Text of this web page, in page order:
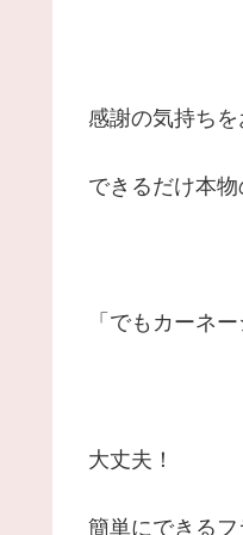
感謝の気持ち
できるだけ本物
「でもカーネ
大丈夫！
簡単にできるフ